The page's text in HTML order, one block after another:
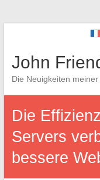
John
Die Neuigkeiten
Die
Servers
bessere